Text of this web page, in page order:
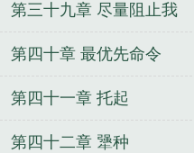
第三十九章 尽量阻止我
第四十章 最优先命令
第四十一章 托起
第四十二章 犟种